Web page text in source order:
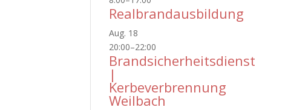
Realbrandausbildung
Aug. 18
20:00–22:00
Brandsicherheitsdienst
|
Kerbeverbrennung
Weilbach